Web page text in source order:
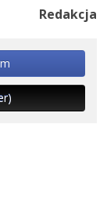
Redakcja